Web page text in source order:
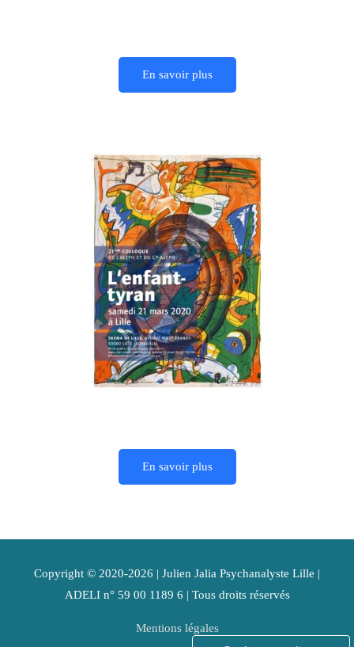
En savoir plus
En savoir plus
Copyright © 2020-2026 | Julien Jalia Psychanalyste Lille |
ADELI n° 59 00 1189 6 | Tous droits réservés
Mentions légales